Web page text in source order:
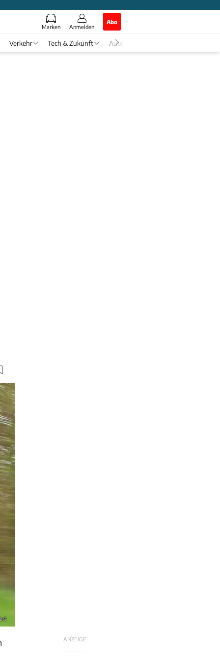
Marken Anmelden
Abo
Verkehr Tech & Zukunft Auto-Horoskop
ANZEIGE